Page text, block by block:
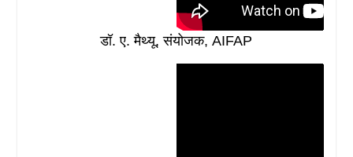
डॉ. ए. मैथ्यू, संयोजक, AIFAP